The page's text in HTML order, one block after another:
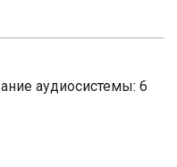
аудиосистемы: 6